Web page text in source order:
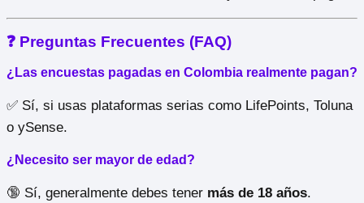
❓ Preguntas Frecuentes (FAQ)
¿Las encuestas pagadas en Colombia realmente pagan?
✅ Sí, si usas plataformas serias como LifePoints, Toluna
o ySense.
¿Necesito ser mayor de edad?
🔞 Sí, generalmente debes tener más de 18 años.